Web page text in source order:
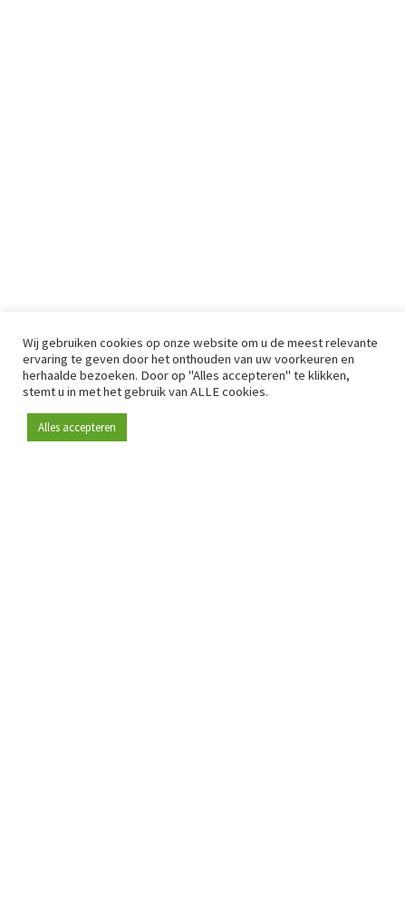
Wij gebruiken cookies op onze website om u de meest relevante
ervaring te geven door het onthouden van uw voorkeuren en
herhaalde bezoeken. Door op "Alles accepteren" te klikken,
stemt u in met het gebruik van ALLE cookies.
Alles accepteren